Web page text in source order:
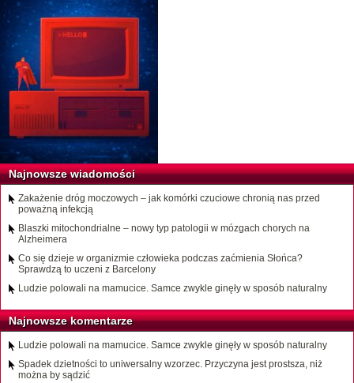
Najnowsze wiadomości
Zakażenie dróg moczowych – jak komórki czuciowe chronią nas przed
poważną infekcją
Blaszki mitochondrialne – nowy typ patologii w mózgach chorych na
Alzheimera
Co się dzieje w organizmie człowieka podczas zaćmienia Słońca?
Sprawdzą to uczeni z Barcelony
Ludzie polowali na mamucice. Samce zwykle ginęły w sposób naturalny
Najnowsze komentarze
Ludzie polowali na mamucice. Samce zwykle ginęły w sposób naturalny
Spadek dzietności to uniwersalny wzorzec. Przyczyna jest prostsza, niż
można by sądzić